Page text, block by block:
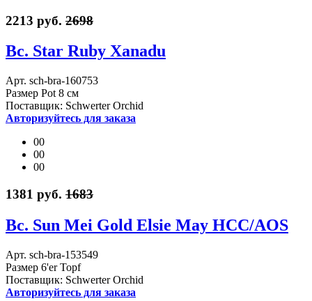
2213 руб. 2698
Bc. Star Ruby Xanadu
Арт. sch-bra-160753
Размер Pot 8 см
Поставщик: Schwerter Orchid
Авторизуйтесь для заказа
00
00
00
1381 руб. 1683
Bc. Sun Mei Gold Elsie May HCC/AOS
Арт. sch-bra-153549
Размер 6'er Topf
Поставщик: Schwerter Orchid
Авторизуйтесь для заказа